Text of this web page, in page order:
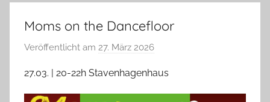
Borstel
Moms on the Dancefloor
Veröffentlicht am 27. März 2026
n
T
27.03. | 20-22h Stavenhagenhaus